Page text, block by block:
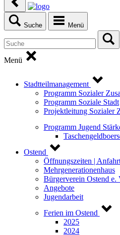
Suche Menü
Menü
Stadtteilmanagement
Programm Sozialer
Programm Soziale Stadt
Projektleitung Sozialer
Programm Jugend
Ostend
Öffnungszeiten |
Mehrgenerationenhaus
Bürgerverein Ostend e.
Angebote
Jugendarbeit
Ferien im Ostend
2025
2024